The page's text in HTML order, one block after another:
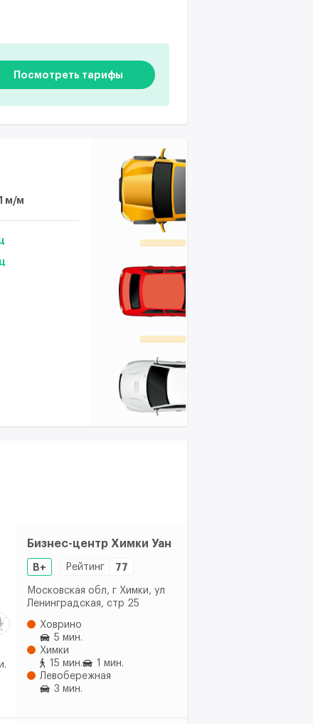
Посмотреть тарифы
м/м
Бизнес-центр Химки Уан
B+ Рейтинг 77
Московская обл, г Химки, ул
Ленинградская, стр 25
Ховрино
5 мин.
Химки
15 мин.
1 мин.
Левобережная
3 мин.